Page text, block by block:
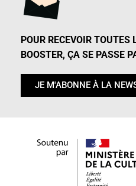
POUR RECEVOIR
BOOSTER, ÇA SE PASSE
JE M'ABONNE À LA